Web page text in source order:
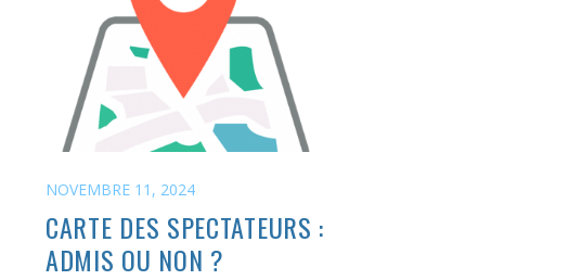
NOVEMBRE 11, 2024
CARTE DES SPECTATEURS :
ADMIS OU NON ?